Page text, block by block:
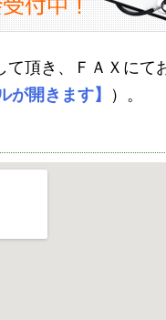
頂き、ＦＡＸにて
が開きます】 ）。